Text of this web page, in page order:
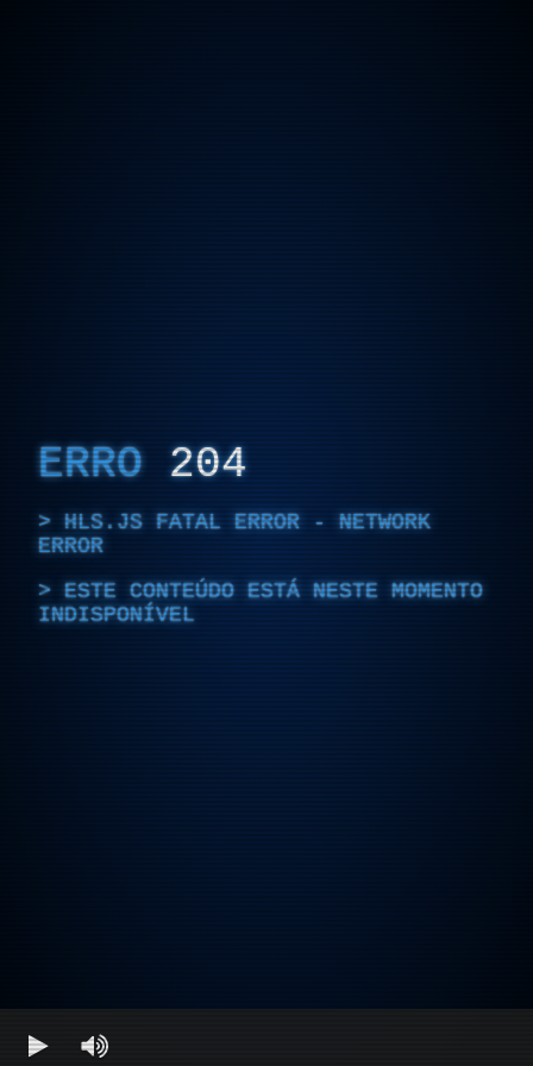
ERRO 204
HLS.JS FATAL ERROR - NETWORK
ERROR
ESTE CONTEÚDO ESTÁ NESTE MOMENTO
INDISPONÍVEL